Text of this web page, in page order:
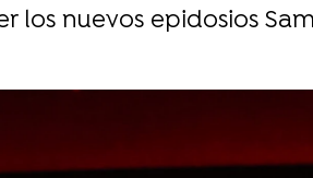
los nuevos epidosios Sam